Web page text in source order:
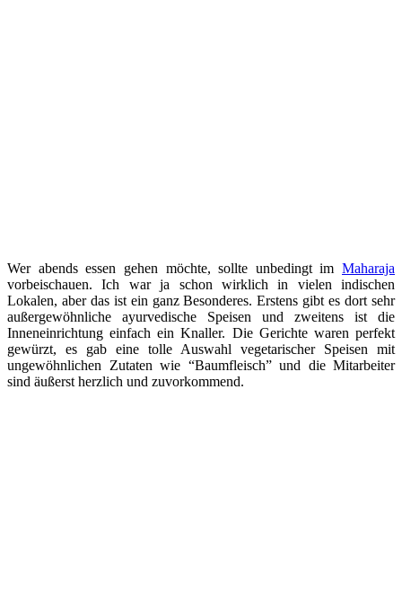
Wer abends essen gehen möchte, sollte unbedingt im Maharaja
vorbeischauen. Ich war ja schon wirklich in vielen indischen
Lokalen, aber das ist ein ganz Besonderes. Erstens gibt es dort sehr
außergewöhnliche ayurvedische Speisen und zweitens ist die
Inneneinrichtung einfach ein Knaller. Die Gerichte waren perfekt
gewürzt, es gab eine tolle Auswahl vegetarischer Speisen mit
ungewöhnlichen Zutaten wie “Baumfleisch” und die Mitarbeiter
sind äußerst herzlich und zuvorkommend.